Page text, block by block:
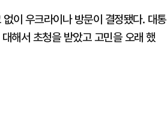
이 우크라이나 방문이 결정됐다. 대통
해서 초청을 받았고 고민을 오래 했